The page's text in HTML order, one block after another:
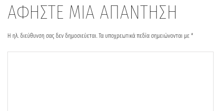
ΑΦΗΣΤΕ ΜΙΑ ΑΠΑΝΤΗΣΗ
Η ηλ. διεύθυνση σας δεν δημοσιεύεται. Τα υποχρεωτικά πεδία σημειώνονται με *